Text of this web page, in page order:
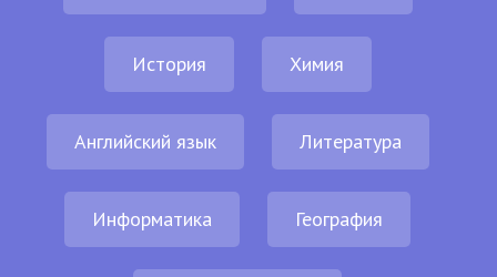
История Химия
Английский язык Литература
Информатика География